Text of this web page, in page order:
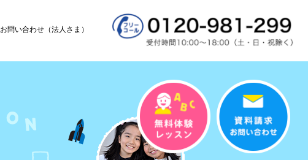
お問い合わせ（法人さま）